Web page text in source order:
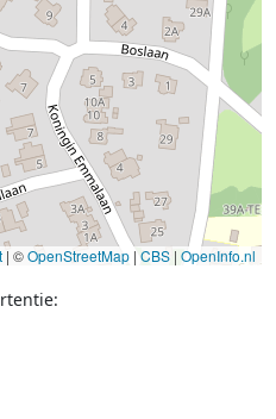
| ©OpenStreetMap | CBS | OpenInfo.nl